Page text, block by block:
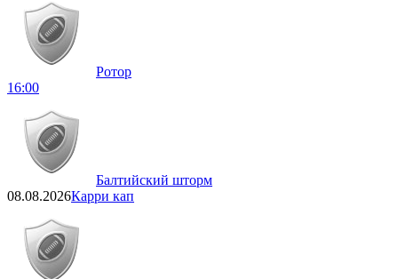
Ротор
16:00
Балтийский шторм
08.08.2026Карри кап